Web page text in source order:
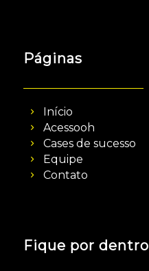
Páginas
Início
Acessooh
Cases de sucesso
Equipe
Contato
Fique por dentro